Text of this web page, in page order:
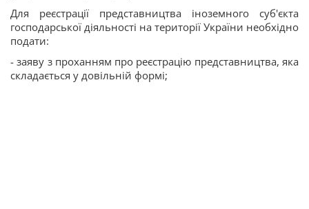
Для реєстрації представництва іноземного суб'єкта
господарської діяльності на території України необхідно
подати:
- заяву з проханням про реєстрацію представництва, яка
складається у довільній формі;